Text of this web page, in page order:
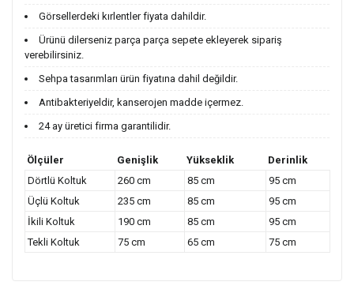
Görsellerdeki kırlentler fiyata dahildir.
Ürünü dilerseniz parça parça sepete ekleyerek sipariş
verebilirsiniz.
Sehpa tasarımları ürün fiyatına dahil değildir.
Antibakteriyeldir, kanserojen madde içermez.
24 ay üretici firma garantilidir.
Ölçüler Genişlik Yükseklik
Derinlik
Dörtlü Koltuk
260 cm 85 cm
95 cm
Üçlü Koltuk
235 cm 85 cm
95 cm
İkili Koltuk
190 cm 85 cm
95 cm
Tekli Koltuk
75 cm 65 cm 75 cm